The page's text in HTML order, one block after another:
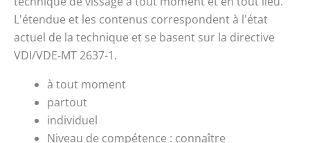
L'étendue et les contenus correspondent à l'état
actuel de la technique et se basent sur la directive
VDI/VDE-MT 2637-1.
à tout moment
partout
individuel
Niveau de compétence : connaître